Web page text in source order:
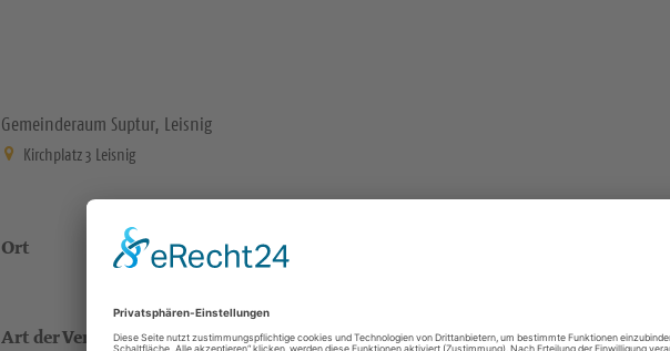
Gemeinderaum Suptur, Leisnig
Kirchplatz 3 Leisnig
Ort
Gemeinderaum Suptur, Leisnig
Art der Veranstaltung Gruppen/Kreise